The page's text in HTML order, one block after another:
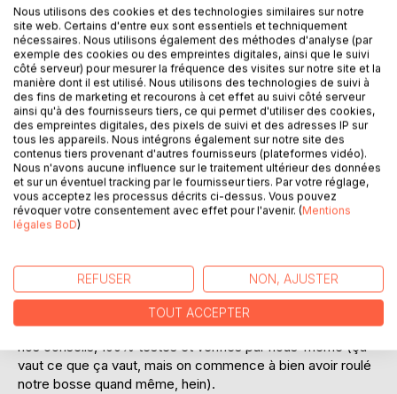
Ajouter à ma liste d'envies
Laisser un avis
DESCRIPTION
Dans ce guide pratique pour Voyager avec son chien, nous
avons tenté de réunir toutes les informations que nous
parcours l'Europe à bord de notre voiture aménagée.
Parce que Voyager avec son chien ne s''improvise pas,
voici un recueil avec toutes nos astuces, nos anecdotes et
nos conseils, 100% testés et vérifiés par nous-même (ça
vaut ce que ça vaut, mais on commence à bien avoir roulé
notre bosse quand même, hein).
Nous utilisons des cookies et des technologies similaires sur notre
site web. Certains d'entre eux sont essentiels et techniquement
nécessaires. Nous utilisons également des méthodes d'analyse (par
exemple des cookies ou des empreintes digitales, ainsi que le suivi
côté serveur) pour mesurer la fréquence des visites sur notre site et la
manière dont il est utilisé. Nous utilisons des technologies de suivi à
des fins de marketing et recourons à cet effet au suivi côté serveur
ainsi qu'à des fournisseurs tiers, ce qui permet d'utiliser des cookies,
des empreintes digitales, des pixels de suivi et des adresses IP sur
tous les appareils. Nous intégrons également sur notre site des
contenus tiers provenant d'autres fournisseurs (plateformes vidéo).
Nous n'avons aucune influence sur le traitement ultérieur des données
et sur un éventuel tracking par le fournisseur tiers. Par votre réglage,
vous acceptez les processus décrits ci-dessus. Vous pouvez
révoquer votre consentement avec effet pour l'avenir. (Mentions
légales BoD)
REFUSER NON, AJUSTER
TOUT ACCEPTER